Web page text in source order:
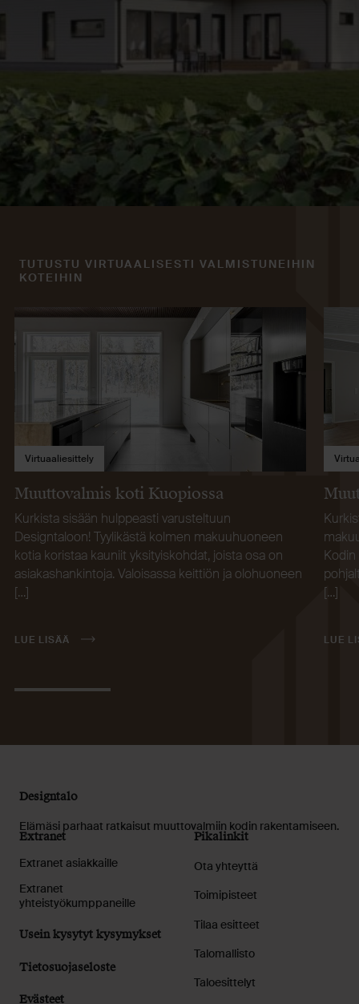
TUTUSTU VIRTUAALISESTI VALMISTUNEIHIN
KOTEIHIN
Virtuaaliesittely
Muuttovalmis koti Kuopiossa
Kurkista sisään hulppeasti varusteltuun
Designtaloon! Tyylikästä kolmen makuuhuoneen
kotia koristaa kauniit yksityiskohdat, joista osa on
asiakashankintoja. Valoisassa keittiön ja olohuoneen
[…]
LUE LISÄÄ
[…]
LUE
Designtalo
Elämäsi parhaat ratkaisut muuttovalmiin kodin rakentamiseen.
Extranet
Extranet asiakkaille
Extranet
yhteistyökumppaneille
Usein kysytyt kysymykset
Tietosuojaseloste
Evästeet
Pikalinkit
Ota yhteyttä
Toimipisteet
Tilaa esitteet
Talomallisto
Taloesittelyt